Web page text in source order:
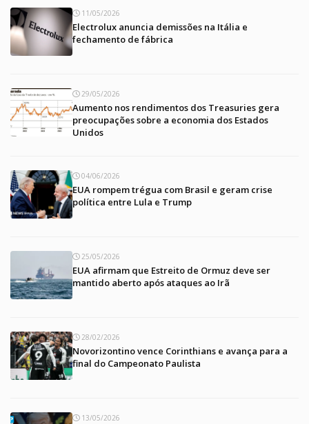
11/05/2026
Electrolux anuncia demissões na Itália e
fechamento de fábrica
29/05/2026
Aumento nos rendimentos dos Treasuries gera
preocupações sobre a economia dos Estados
Unidos
04/06/2026
EUA rompem trégua com Brasil e geram crise
política entre Lula e Trump
25/05/2026
EUA afirmam que Estreito de Ormuz deve ser
mantido aberto após ataques ao Irã
28/02/2026
Novorizontino vence Corinthians e avança para a
final do Campeonato Paulista
13/05/2026